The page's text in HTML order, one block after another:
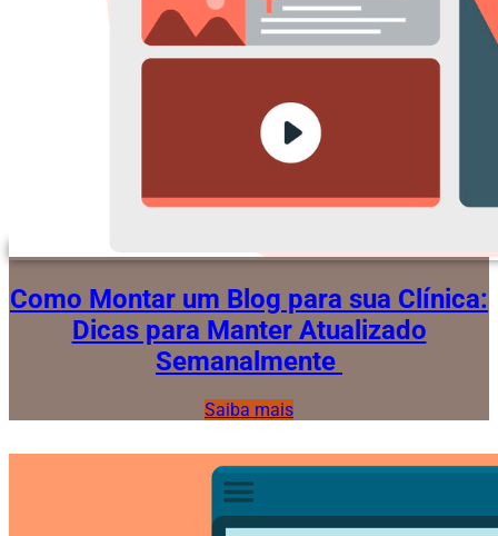
Como Montar um Blog para sua Clínica:
Dicas para Manter Atualizado
Semanalmente
Saiba mais